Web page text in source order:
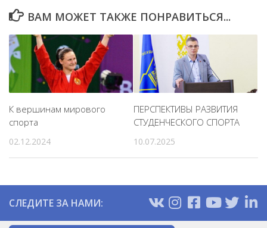
ВАМ МОЖЕТ ТАКЖЕ ПОНРАВИТЬСЯ...
К вершинам мирового
спорта
02.12.2024
ПЕРСПЕКТИВЫ РАЗВИТИЯ
СТУДЕНЧЕСКОГО СПОРТА
10.07.2025
СЛЕДИТЕ ЗА НАМИ: